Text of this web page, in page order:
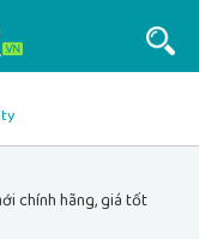
chính hãng, giá tốt